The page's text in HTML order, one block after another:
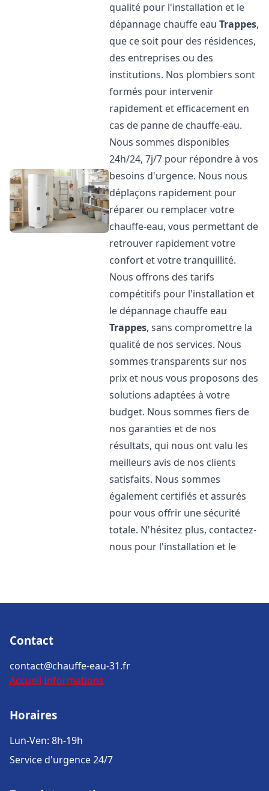
qualité pour l'installation et le
dépannage chauffe eauTrappes,
que ce soit pour des résidences,
des entreprises ou des
institutions. Nos plombiers sont
formés pour intervenir
rapidement et efficacement en
cas de panne de chauffe-eau.
Nous sommes disponibles
24h/24, 7j/7 pour répondre à vos
besoins d'urgence. Nous nous
déplaçons rapidement pour
réparer ou remplacer votre
chauffe-eau, vous permettant de
retrouver rapidement votre
confort et votre tranquillité.
Nous offrons des tarifs
compétitifs pour l'installation et
le dépannage chauffe eau
Trappes, sans compromettre la
qualité de nos services. Nous
sommes transparents sur nos
prix et nous vous proposons des
solutions adaptées à votre
budget. Nous sommes fiers de
nos garanties et de nos
résultats, qui nous ont valu les
meilleurs avis de nos clients
satisfaits. Nous sommes
également certifiés et assurés
pour vous offrir une sécurité
totale. N'hésitez plus, contactez-
nous pour l'installation et le
Contact
contact@chauffe-eau-31.fr
Accueil Informations
Horaires
Lun-Ven: 8h-19h
Service d'urgence 24/7